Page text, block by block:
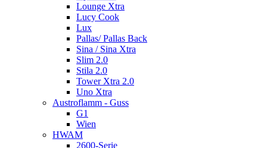
Lounge Xtra
Lucy Cook
Lux
Pallas/ Pallas Back
Sina / Sina Xtra
Slim 2.0
Stila 2.0
Tower Xtra 2.0
Uno Xtra
Austroflamm - Guss
G1
Wien
HWAM
2600-Serie